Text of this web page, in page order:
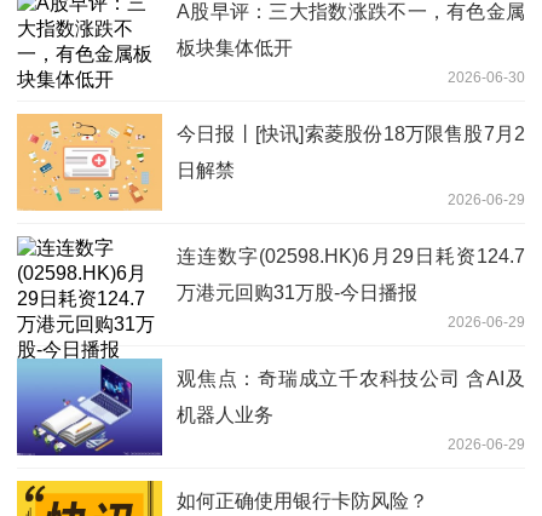
A股早评：三大指数涨跌不一，有色金属
板块集体低开
2026-06-30
今日报丨[快讯]索菱股份18万限售股7月2
日解禁
2026-06-29
连连数字(02598.HK)6月29日耗资124.7
万港元回购31万股-今日播报
2026-06-29
观焦点：奇瑞成立千农科技公司 含AI及
机器人业务
2026-06-29
如何正确使用银行卡防风险？